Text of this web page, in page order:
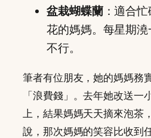
盆栽蝴蝶蘭：適合
花的媽媽。每星期澆
不行。
筆者有位朋友，她的媽媽務
「浪費錢」。去年她改送一
上，結果媽媽天天摘來泡茶
說，那次媽媽的笑容比收到